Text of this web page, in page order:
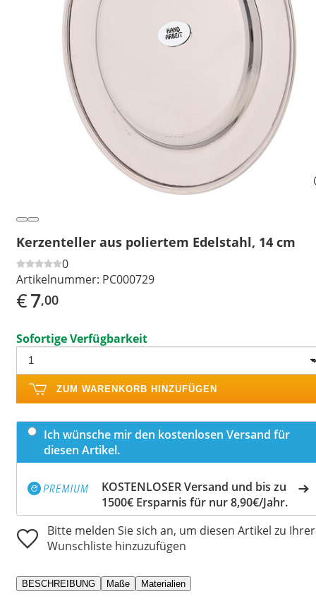
Kerzenteller aus poliertem Edelstahl, 14 cm
0
Artikelnummer: PC000729
€7,00
Sofortige Verfügbarkeit
ZUM WARENKORB HINZUFÜGEN
Ich wünsche mir den kostenlosen Versand für
diesen Artikel.
KOSTENLOSER Versand und bis zu
1500€ Ersparnis für nur 8,90€/Jahr.
Bitte melden Sie sich an, um diesen Artikel zu Ihrer
Wunschliste hinzuzufügen
BESCHREIBUNG Maße Materialien